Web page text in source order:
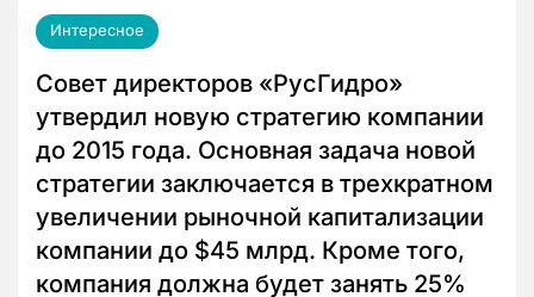
Интересное
Совет директоров «РусГидро»
утвердил новую стратегию компании
до 2015 года. Основная задача новой
стратегии заключается в трехкратном
увеличении рыночной капитализации
компании до $45 млрд. Кроме того,
компания должна будет занять 25%